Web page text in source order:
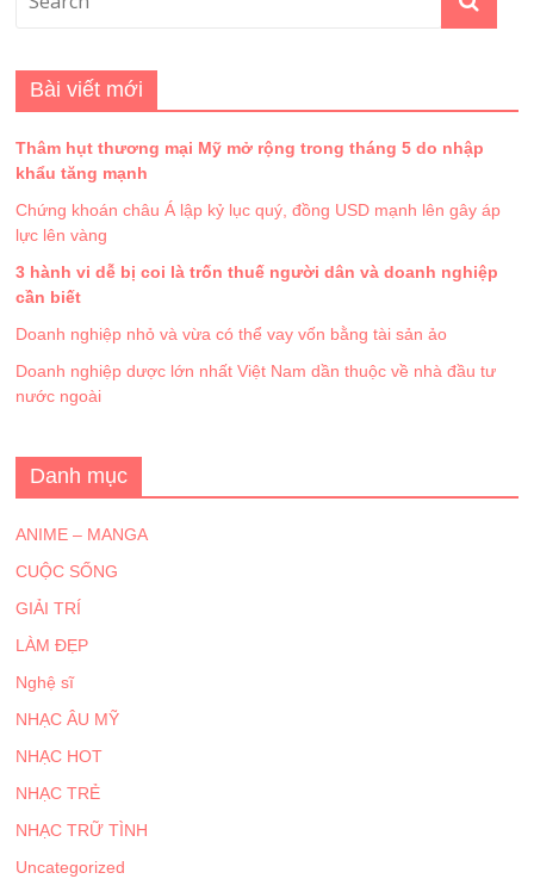
Bài viết mới
Thâm hụt thương mại Mỹ mở rộng trong tháng 5 do nhập
khẩu tăng mạnh
Chứng khoán châu Á lập kỷ lục quý, đồng USD mạnh lên gây áp
lực lên vàng
3 hành vi dễ bị coi là trốn thuế người dân và doanh nghiệp
cần biết
Doanh nghiệp nhỏ và vừa có thể vay vốn bằng tài sản ảo
Doanh nghiệp dược lớn nhất Việt Nam dần thuộc về nhà đầu tư
nước ngoài
Danh mục
ANIME – MANGA
CUỘC SỐNG
GIẢI TRÍ
LÀM ĐẸP
Nghệ sĩ
NHẠC ÂU MỸ
NHẠC HOT
NHẠC TRẺ
NHẠC TRỮ TÌNH
Uncategorized